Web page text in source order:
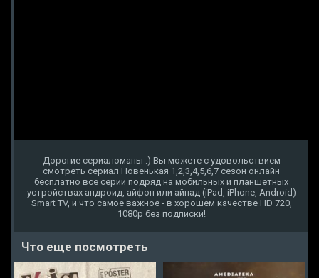
Дорогие сериаломаны :) Вы можете с удовольствием
смотреть сериал Новенькая 1,2,3,4,5,6,7 сезон онлайн
бесплатно все серии подряд на мобильных и планшетных
устройствах андроид, айфон или айпад (iPad, iPhone, Android)
Smart TV, и что самое важное - в хорошем качестве HD 720,
1080p без подписки!
Что еще посмотреть